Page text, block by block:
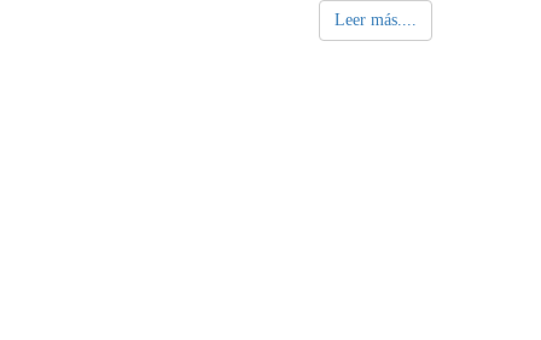
Leer más....